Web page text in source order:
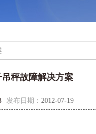
秤故障解决方案
发布日期： 2012-07-19